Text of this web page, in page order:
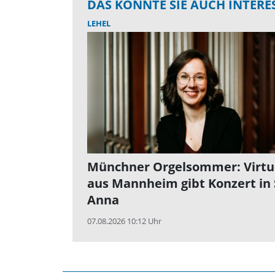
DAS KÖNNTE SIE AUCH
LEHEL
Münchner Orgelsommer:
aus Mannheim gibt Konzert in
Anna
07.08.2026 10:12 Uhr